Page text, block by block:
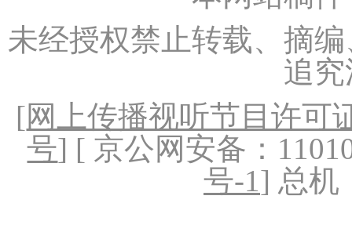
未经授权禁止转载、摘
追
[网上传播视听节目许可
号] [ 京公网安备：
号-1] 总机